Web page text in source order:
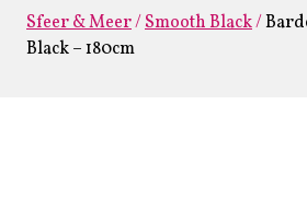
Sfeer & Meer/Smooth Black/
Black – 180cm